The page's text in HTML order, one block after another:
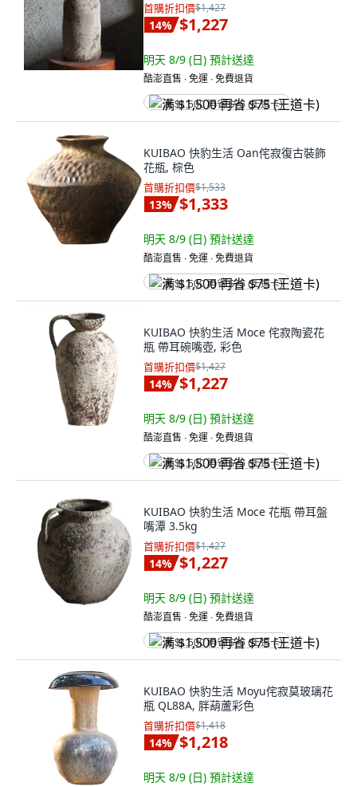
首購折扣價$1,427
14% $1,227
明天 8/9 (日) 預計送達
酷澎直售 ∙ 免運 ∙ 免費退貨
满 $1,500 再省 $75 (王道卡)
KUIBAO 快豹生活 Oan侘寂復古裝飾
花瓶, 棕色
首購折扣價$1,533
13% $1,333
明天 8/9 (日) 預計送達
酷澎直售 ∙ 免運 ∙ 免費退貨
满 $1,500 再省 $75 (王道卡)
KUIBAO 快豹生活 Moce 侘寂陶瓷花
瓶 帶耳碗嘴壺, 彩色
首購折扣價$1,427
14% $1,227
明天 8/9 (日) 預計送達
酷澎直售 ∙ 免運 ∙ 免費退貨
满 $1,500 再省 $75 (王道卡)
KUIBAO 快豹生活 Moce 花瓶 帶耳盤
嘴潭 3.5kg
首購折扣價$1,427
14% $1,227
明天 8/9 (日) 預計送達
酷澎直售 ∙ 免運 ∙ 免費退貨
满 $1,500 再省 $75 (王道卡)
KUIBAO 快豹生活 Moyu侘寂莫玻璃花
瓶 QL88A, 胖葫蘆彩色
首購折扣價$1,418
14% $1,218
明天 8/9 (日) 預計送達